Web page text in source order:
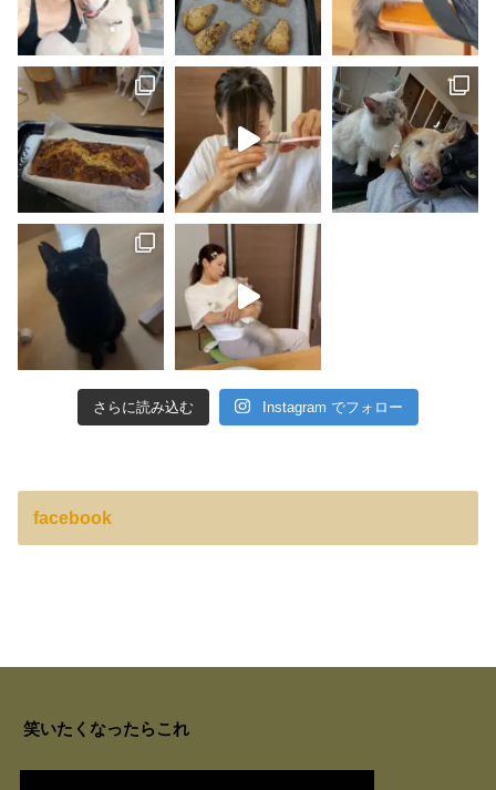
さらに読み込む Instagram でフォロー
facebook
笑いたくなったらこれ